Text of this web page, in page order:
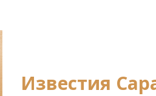
Известия